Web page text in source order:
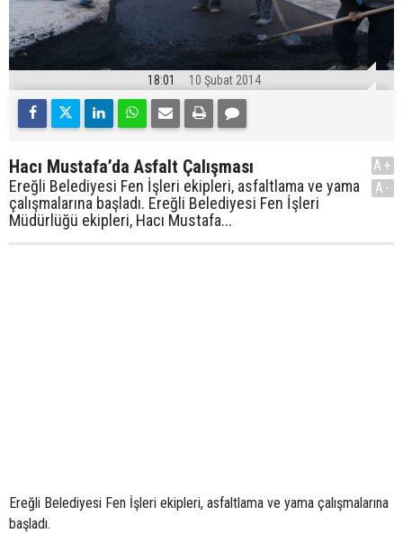
18:01 10 Şubat 2014
Hacı Mustafa’da Asfalt Çalışması
Ereğli Belediyesi Fen İşleri ekipleri, asfaltlama ve yama
çalışmalarına başladı. Ereğli Belediyesi Fen İşleri
Müdürlüğü ekipleri, Hacı Mustafa...
A+
A-
Ereğli Belediyesi Fen İşleri ekipleri, asfaltlama ve yama çalışmalarına
başladı.